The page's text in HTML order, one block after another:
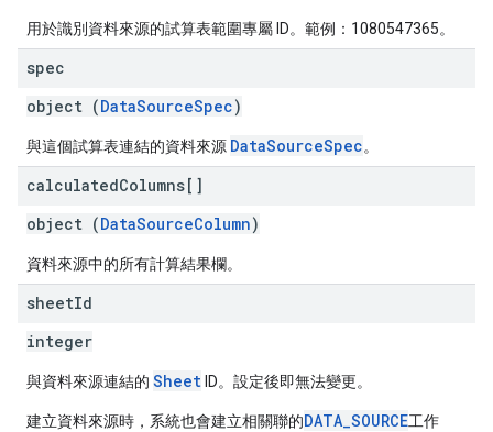
用於識別資料來源的試算表範圍專屬 ID。範例：1080547365。
spec
object (DataSourceSpec)
與這個試算表連結的資料來源 DataSourceSpec。
calculatedColumns[]
object (DataSourceColumn)
資料來源中的所有計算結果欄。
sheetId
integer
與資料來源連結的 Sheet ID。設定後即無法變更。
建立資料來源時，系統也會建立相關聯的DATA_SOURCE工作